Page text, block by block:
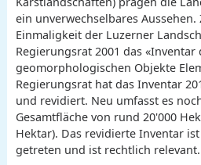
ein unverwechselbares Aussehen.
Einmaligkeit der Luzerner
Regierungsrat 2001 das
geomorphologischen Objekte
Regierungsrat hat das Inventar
und revidiert. Neu umfasst es
Gesamtfläche von rund 20'000
Hektar). Das revidierte Inventar
getreten und ist rechtlich relevant.